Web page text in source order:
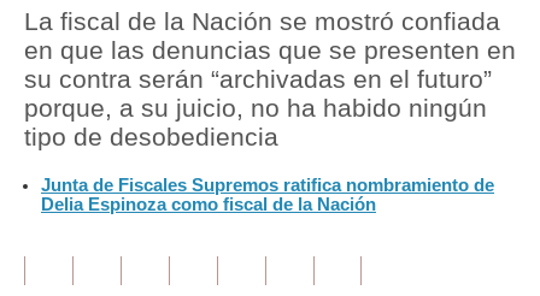
Política
Tu Dinero
Finanzas Personales
Plus G
Opinión
La fiscal de la Nación se mostró confiada
en que las denuncias que se presenten en
su contra serán “archivadas en el futuro”
porque, a su juicio, no ha habido ningún
tipo de desobediencia
Junta de Fiscales Supremos ratifica nombramiento de
Delia Espinoza como fiscal de la Nación